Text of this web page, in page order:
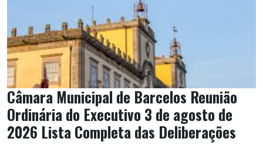
Câmara Municipal de Barcelos Reunião
Ordinária do Executivo 3 de agosto de
2026 Lista Completa das Deliberações